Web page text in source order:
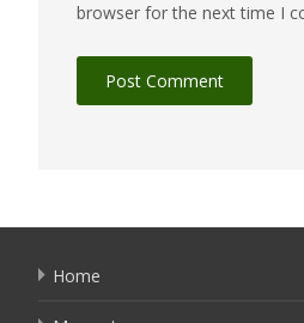
browser for the next time I
Home